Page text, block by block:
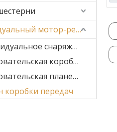
Индивидуальный мотор-редуктор
Индивидуальное снаряжение
Пользовательская коробка передач
Пользовательская планетарная коробка передач
коробки передач